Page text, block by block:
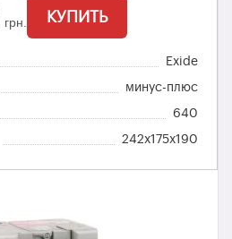
грн. КУПИТЬ
Exide
минус-плюс
640
242x175x190